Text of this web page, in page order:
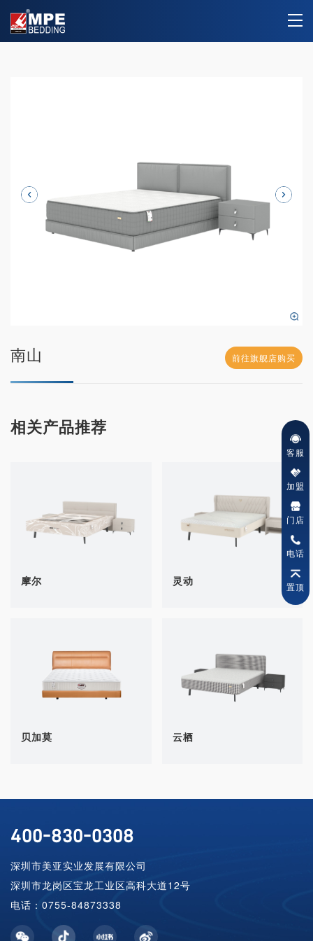
南山 前往旗舰店购买
相关产品推荐
摩尔 灵动
贝加莫 云栖
400-830-0308
深圳市美亚实业发展有限公司
深圳市龙岗区宝龙工业区高科大道12号
电话：0755-84873338
客服
加盟
门店
电话
置顶